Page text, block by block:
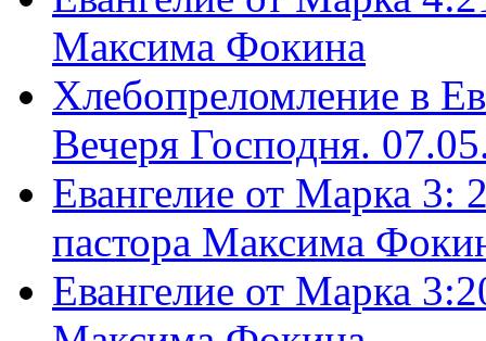
Максима Фокина
Хлебопреломление в
Вечеря Господня.
Евангелие от Марка 3:
пастора Максима
Евангелие от Марка